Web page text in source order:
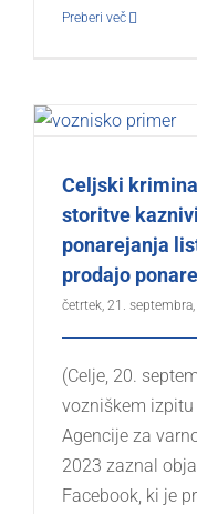
Preberi več
Celjski
storitve
ponarejanja
prodajo
četrtek, 21.
(Celje, 20.
vozniškem izpitu
Agencije za
2023 zaznal
Facebook, ki je